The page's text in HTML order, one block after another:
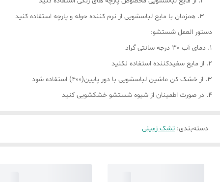
3. همزمان با مایع لباسشویی از نرم کننده حوله و پارچه استفاده کنید
دستور العمل شستشو:
1. دمای آب 30 درجه سانتی گراد
2. از مایع سفیدکننده استفاده نکنید
3. از خشک کن ماشین لباسشویی با دور پایین(400) استفاده شود
4. در صورت اطمینان از شیوه شستشو خشکشویی کنید
دسته‌بندی: تشک زمینی